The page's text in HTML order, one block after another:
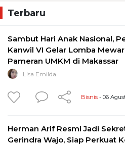
Terbaru
Sambut Hari Anak Nasional,
Kanwil VI Gelar Lomba
Pameran UMKM di Makassar
Lisa Emilda
Bisnis - 06
Herman Arif Resmi Jadi
Gerindra Wajo, Siap Perkuat